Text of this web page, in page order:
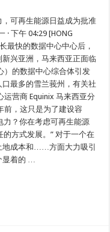
可再生能源日益成为批准
· 下午 04:29 [HONG
最快的数据中心中心后，
兴亚洲，马来西亚正面临
）的数据中心综合体引发
最多的雪兰莪州，有关社
营商 Equinix 马来西亚分
前，这只是为了建设容
力？你在考虑可再生能源
的方式发展。” 对于一个在
地成本和……方面大力吸引
显着的 …